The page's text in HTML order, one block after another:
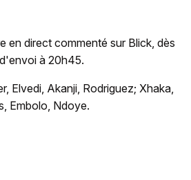
en direct commenté sur Blick, dès
à 20h45.
Elvedi, Akanji, Rodriguez; Xhaka,
Embolo, Ndoye.